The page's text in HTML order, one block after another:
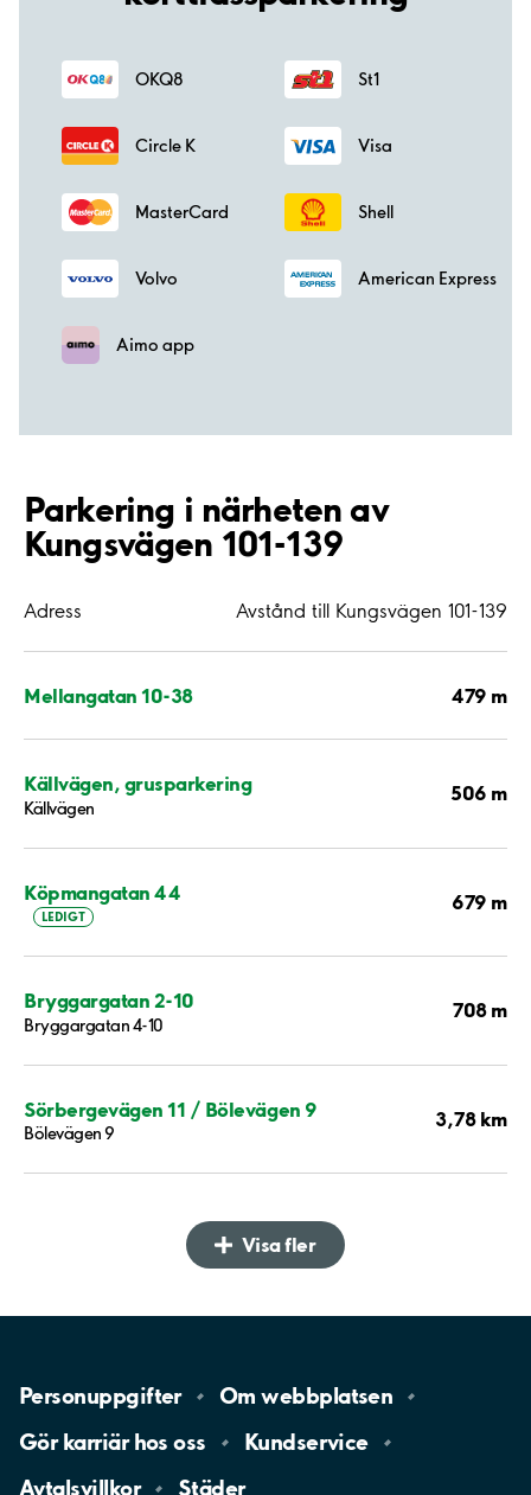
OKQ8 St1
Circle K Visa
MasterCard Shell
Volvo American Express
Aimo app
Parkering i närheten av
Kungsvägen 101-139
Adress Avstånd till Kungsvägen 101-139
Mellangatan 10-38 479 m
Källvägen, grusparkering
Källvägen
506 m
Köpmangatan 44
LEDIGT
679 m
Bryggargatan 2-10
Bryggargatan 4-10
708 m
Sörbergevägen 11 / Bölevägen 9
Bölevägen 9
3,78 km
Visa fler
Personuppgifter Omwebbplatsen
Gör karriär hososs
Kundservice
Avtalsvillkor
Städer